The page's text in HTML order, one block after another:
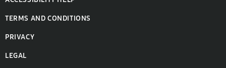
TERMS AND CONDITIONS
PRIVACY
LEGAL